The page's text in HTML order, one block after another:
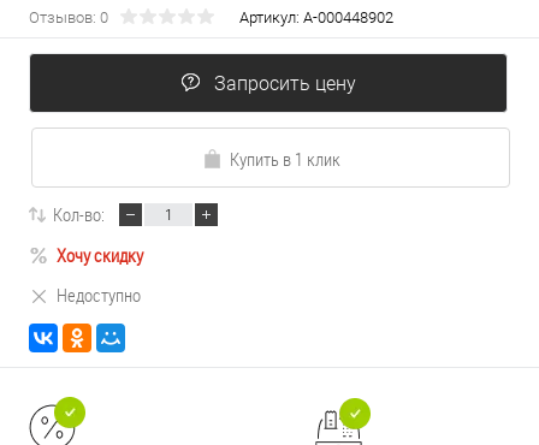
Отзывов: 0 Артикул: А-000448902
Запросить цену
Купить в 1 клик
Кол-во:
Хочу скидку
Недоступно